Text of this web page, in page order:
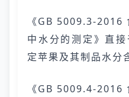
《GB 5009.3-2016
中水分的测定》直
定苹果及其制品水分
《GB 5009.4-2016